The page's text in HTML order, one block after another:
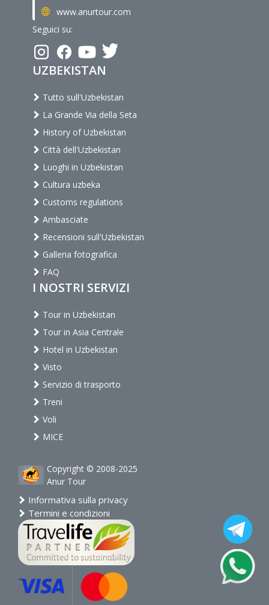
www.anurtour.com
Seguici su:
UZBEKISTAN
Tutto sull'Uzbekistan
La Grande Via della Seta
History of Uzbekistan
Città dell'Uzbekistan
Luoghi in Uzbekistan
Cultura uzbeka
Customs regulations
Ambasciate
Recensioni sull'Uzbekistan
Galleria fotografica
FAQ
I NOSTRI SERVIZI
Tour in Uzbekistan
Tour in Asia Centrale
Hotel in Uzbekistan
Visto
Servizio di trasporto
Treni
Voli
MICE
Copyright © 2008-2025
Anur Tour
Informativa sulla privacy
Termini e condizioni